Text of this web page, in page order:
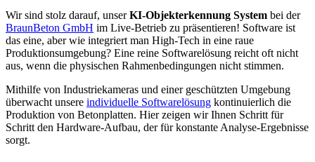
Wir sind stolz darauf, unserKI-Objekterkennung System bei der
BraunBeton GmbH im Live-Betrieb zu präsentieren! Software ist
das eine, aber wie integriert man High-Tech in eine raue
Produktionsumgebung? Eine reine Softwarelösung reicht oft nicht
aus, wenn die physischen Rahmenbedingungen nicht stimmen.
Mithilfe von Industriekameras und einer geschützten Umgebung
überwacht unsere individuelle Softwarelösung kontinuierlich die
Produktion von Betonplatten. Hier zeigen wir Ihnen Schritt für
Schritt den Hardware-Aufbau, der für konstante Analyse-Ergebnisse
sorgt.